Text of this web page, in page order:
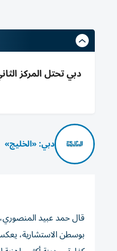
دبي تحتل المركز
دبي: «الخليج»
قال حمد عبيد المنصوري،
بوسطن الاستشارية،